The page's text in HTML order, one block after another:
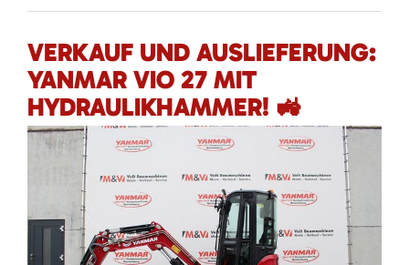
VERKAUF UND AUSLIEFERUNG:
YANMAR VIO 27 MIT
HYDRAULIKHAMMER! 🚜